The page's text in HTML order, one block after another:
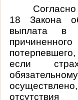
Согласно
18 Закона
выплата в
если
отсутствия